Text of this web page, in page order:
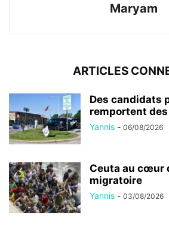
Maryam
ARTICLES
Des candidats
remportent
Yannis - 06/08/2026
Ceuta au cœur
migratoire
Yannis - 03/08/2026